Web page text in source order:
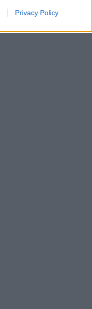
Privacy Policy